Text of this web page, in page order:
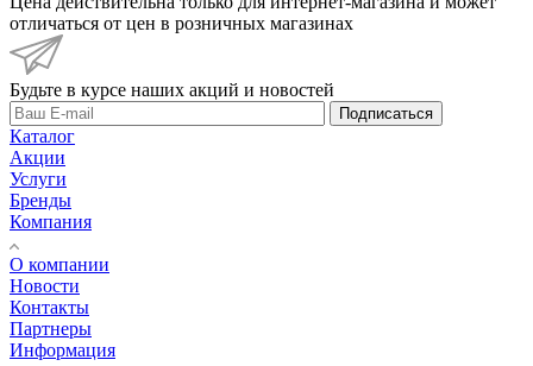
отличаться от цен в розничных магазинах
Будьте в курсе наших акций и новостей
Подписаться
Каталог
Акции
Услуги
Бренды
Компания
О компании
Новости
Контакты
Партнеры
Информация